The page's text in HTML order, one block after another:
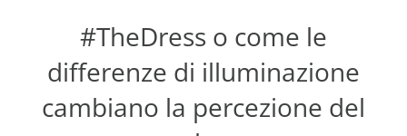
#TheDress o come le
differenze di illuminazione
cambiano la percezione del